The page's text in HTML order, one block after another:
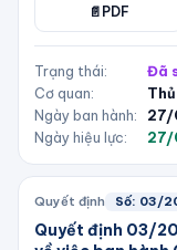
📄 PDF
Trạng thái:
Đã
Cơ quan:
Ngày ban hành:
27/
Ngày hiệu lực:
27/
Quyết định Số: 03/
Quyết định 03/